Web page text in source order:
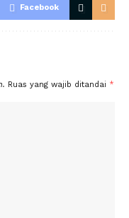
Facebook
Ruas yang wajib ditandai *